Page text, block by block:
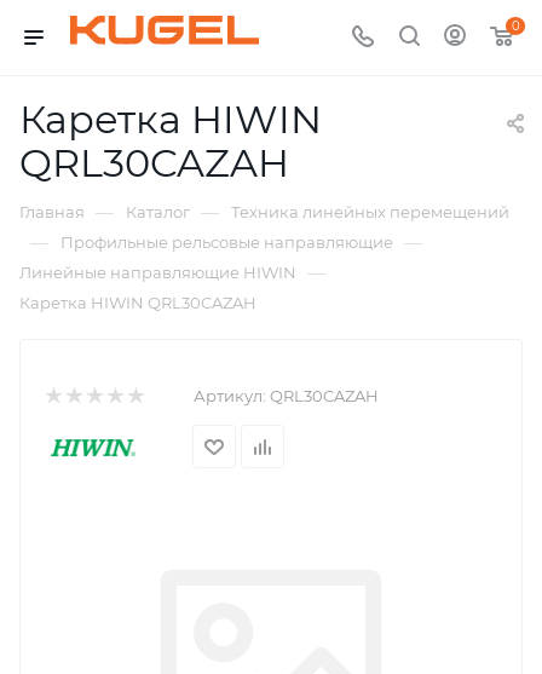
0
Каретка HIWIN
QRL30CAZAH
Главная — Каталог — Техника линейных перемещений
— Профильные рельсовые направляющие —
Линейные направляющие HIWIN —
Каретка HIWIN QRL30CAZAH
Артикул: QRL30CAZAH